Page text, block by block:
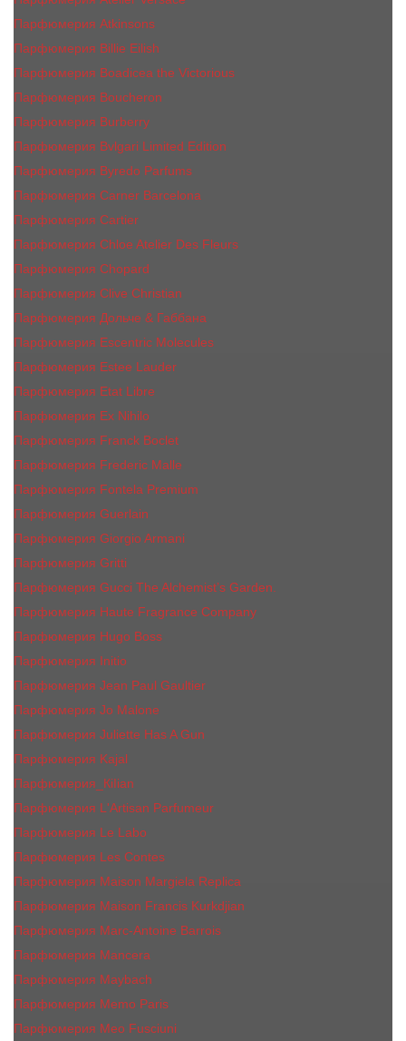
Парфюмерия Atkinsons
Парфюмерия Billie Eilish
Парфюмерия Boadicea the Victorious
Парфюмерия Boucheron
Парфюмерия Burberry
Парфюмерия Bvlgari Limited Edition
Парфюмерия Byredo Parfums
Парфюмерия Carner Barcelona
Парфюмерия Cartier
Парфюмерия Chloe Atelier Des Fleurs
Парфюмерия Сhopard
Парфюмерия Clive Christian
Парфюмерия Дольче & Габбана
Парфюмерия Escentric Molecules
Парфюмерия Estee Lаudеr
Парфюмерия Etat Libre
Парфюмерия Ex Nihilo
Парфюмерия Franck Boclet
Парфюмерия Frеderic Mаlle
Парфюмерия Fontela Premium
Парфюмерия Guerlain
Парфюмерия Giorgio Armani
Парфюмерия Gritti
Парфюмерия Gucci The Alchemist’s Garden.
Парфюмерия Haute Fragrance Company
Парфюмерия Hugo Boss
Парфюмерия Initio
Парфюмерия Jean Paul Gaultier
Парфюмерия Jо Malоnе
Парфюмерия Juliette Has A Gun
Парфюмерия Kajal
Парфюмерия_КiIiаn
Парфюмерия L'Artisan Parfumeur
Парфюмерия Le Labo
Парфюмерия Les Contes
Парфюмерия Maison Margiela Replica
Парфюмерия Maison Francis Kurkdjian
Парфюмерия Marc-Antoine Barrois
Парфюмерия Mancera
Парфюмерия Maybach
Парфюмерия Memo Paris
Парфюмерия Meo Fusciuni